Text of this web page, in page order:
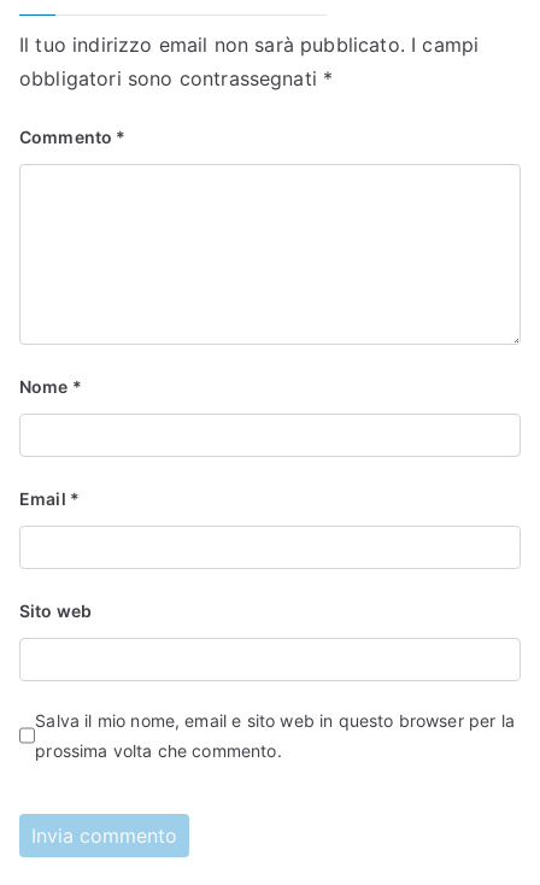
Il tuo indirizzo email non sarà pubblicato. I campi
obbligatori sono contrassegnati *
Commento *
Nome *
Email *
Sito web
Salva il mio nome, email e sito web in questo browser per la
prossima volta che commento.